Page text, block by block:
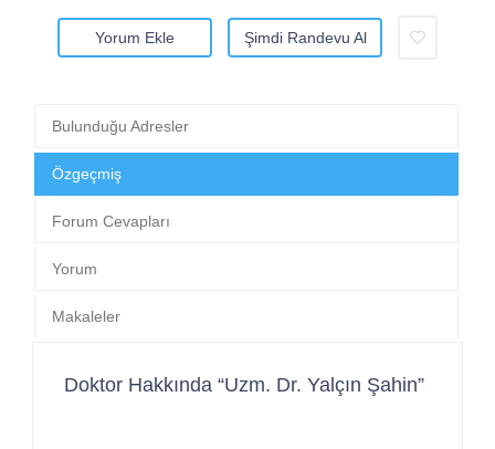
Yorum Ekle Şimdi Randevu Al
Bulunduğu Adresler
Özgeçmiş
Forum Cevapları
Yorum
Makaleler
Doktor Hakkında “Uzm. Dr. Yalçın Şahin”